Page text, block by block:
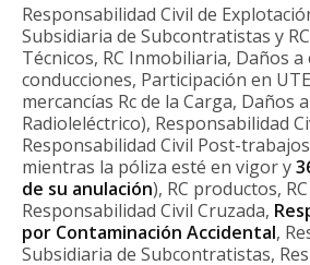
Responsabilidad Civil de
Subsidiaria de Subcontratistas y
Técnicos, RC Inmobiliaria, Daños
conducciones, Participación en
mercancías Rc de la Carga, Daños
Radioleléctrico), Responsabilidad
Responsabilidad Civil Post-
mientras la póliza esté en vigor y
de su anulación), RC productos,
Responsabilidad Civil Cruzada,
por Contaminación Accidental,
Subsidiaria de Subcontratistas,